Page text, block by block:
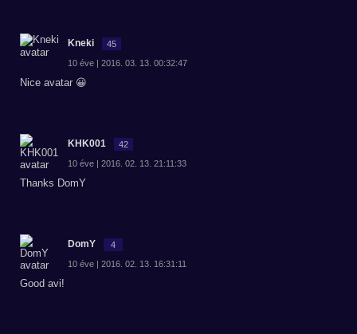
Kneki 45
10 éve | 2016. 03. 13. 00:32:47
Nice avatar 😀
KHK001 42
10 éve | 2016. 02. 13. 21:11:33
Thanks DomY
DomY 4
10 éve | 2016. 02. 13. 16:31:11
Good avi!